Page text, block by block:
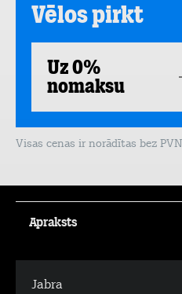
Vēlos pirkt
Uz 0%
nomaksu
Visas cenas ir norādītas bez PVN
Apraksts
Jabra